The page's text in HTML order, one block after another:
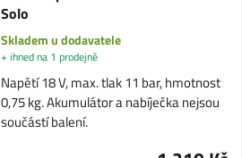
Solo
Skladem u dodavatele
+ ihned na 1 prodejně
Napětí 18 V, max. tlak 11 bar, hmotnost
0,75 kg. Akumulátor a nabíječka nejsou
součástí balení.